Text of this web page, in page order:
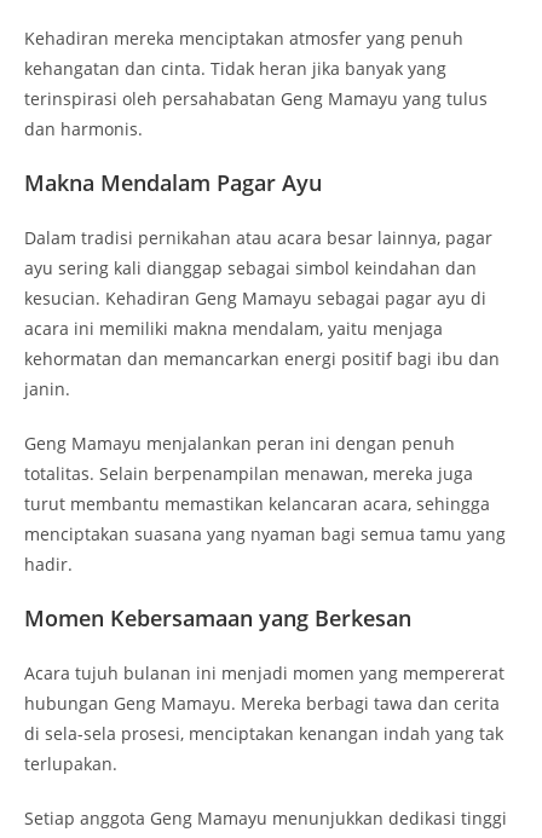
Kehadiran mereka menciptakan atmosfer yang penuh
kehangatan dan cinta. Tidak heran jika banyak yang
terinspirasi oleh persahabatan Geng Mamayu yang tulus
dan harmonis.
Makna Mendalam Pagar Ayu
Dalam tradisi pernikahan atau acara besar lainnya, pagar
ayu sering kali dianggap sebagai simbol keindahan dan
kesucian. Kehadiran Geng Mamayu sebagai pagar ayu di
acara ini memiliki makna mendalam, yaitu menjaga
kehormatan dan memancarkan energi positif bagi ibu dan
janin.
Geng Mamayu menjalankan peran ini dengan penuh
totalitas. Selain berpenampilan menawan, mereka juga
turut membantu memastikan kelancaran acara, sehingga
menciptakan suasana yang nyaman bagi semua tamu yang
hadir.
Momen Kebersamaan yang Berkesan
Acara tujuh bulanan ini menjadi momen yang mempererat
hubungan Geng Mamayu. Mereka berbagi tawa dan cerita
di sela-sela prosesi, menciptakan kenangan indah yang tak
terlupakan.
Setiap anggota Geng Mamayu menunjukkan dedikasi tinggi